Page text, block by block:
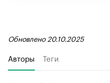
Обновлено 20.10.2025
Авторы Теги